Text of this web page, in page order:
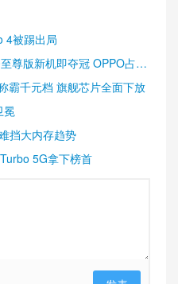
4被踢出局
尊版新机即夺冠 OPPO占据
霸千元档 旗舰芯片全面下放
冕
挡大内存趋势
5G拿下榜首